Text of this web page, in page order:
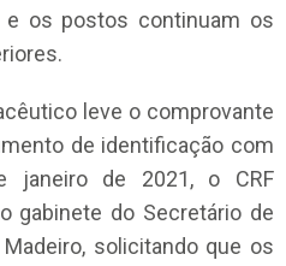
os postos continuam os
leve o comprovante
de identificação com
janeiro de 2021, o CRF
gabinete do Secretário de
solicitando que os